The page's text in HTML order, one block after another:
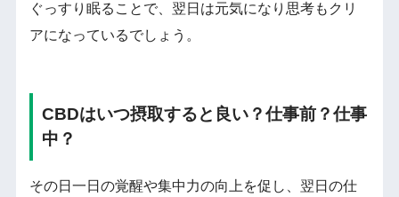
ぐっすり眠ることで、翌日は元気になり思考もクリ
アになっているでしょう。
CBDはいつ摂取すると良い？仕事前？仕事
中？
その日一日の覚醒や集中力の向上を促し、翌日の仕